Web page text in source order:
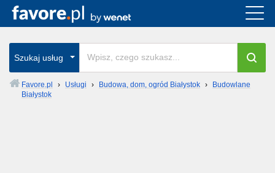
Szukaj usług
Favore.pl › Usługi › Budowa, dom, ogród Białystok ›
Budowlane
Białystok